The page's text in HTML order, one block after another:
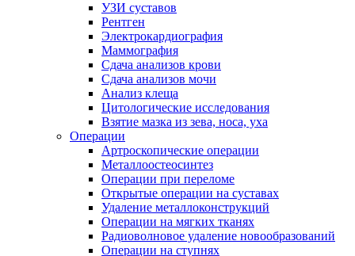
УЗИ суставов
Рентген
Электрокардиография
Маммография
Сдача анализов крови
Сдача анализов мочи
Анализ клеща
Цитологические исследования
Взятие мазка из зева, носа, уха
Операции
Артроскопические операции
Металлоостеосинтез
Операции при переломе
Открытые операции на суставах
Удаление металлоконструкций
Операции на мягких тканях
Радиоволновое удаление новообразований
Операции на ступнях